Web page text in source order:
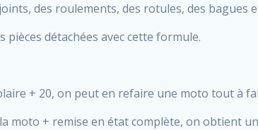
des roulements, des rotules, des bagues
détachées avec cette formule.
+ 20, on peut en refaire une moto tout à
moto + remise en état complète, on obtient